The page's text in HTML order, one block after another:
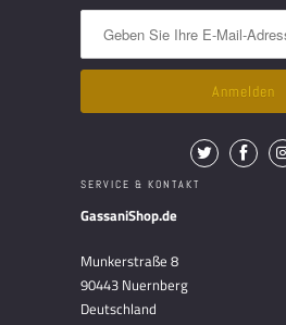
SERVICE & KONTAKT
GassaniShop.de
Munkerstraße 8
90443 Nuernberg
Deutschland